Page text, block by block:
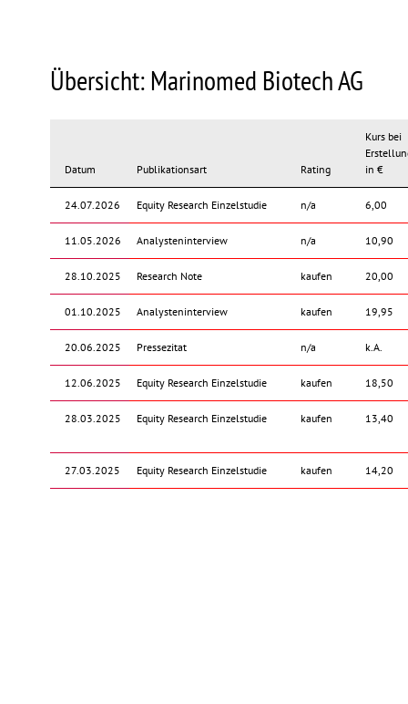
Übersicht: Marinomed Biotech AG
Datum Publikationsart Rating
Kurs bei
in €
24.07.2026 Equity Research Einzelstudie n/a 6,00
11.05.2026 Analysteninterview n/a 10,90
28.10.2025 Research Note kaufen 20,00
01.10.2025 Analysteninterview kaufen 19,95
20.06.2025 Pressezitat n/a k.A.
12.06.2025 Equity Research Einzelstudie kaufen 18,50
28.03.2025 Equity Research Einzelstudie kaufen 13,40
27.03.2025 Equity Research Einzelstudie kaufen 14,20